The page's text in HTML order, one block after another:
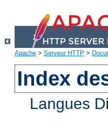
Apache > Serveur HTTP >
Index
Langues